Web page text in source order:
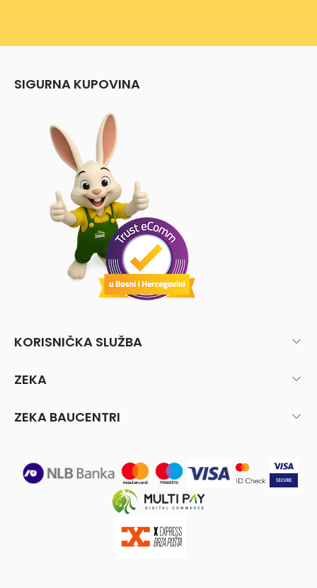
SIGURNA KUPOVINA
KORISNIČKA SLUŽBA
ZEKA
ZEKA BAUCENTRI